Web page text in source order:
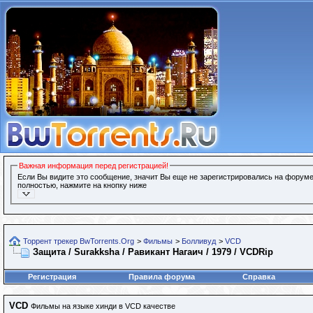
Важная информация перед регистрацией!
Если Вы видите это сообщение, значит Вы еще не зарегистрировались на
полностью, нажмите на кнопку ниже
Торрент трекер BwTorrents.Org > Фильмы > Болливуд > VCD
Защита / Surakksha / Равикант Нагаич / 1979 / VCDRip
Регистрация Правила форума Справка
VCD Фильмы на языке хинди в VCD качестве